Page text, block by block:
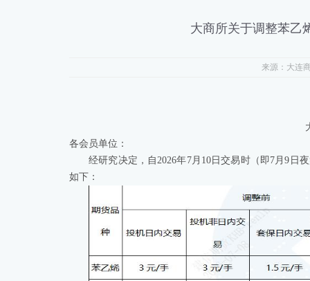
大商所关于调整苯乙
来源：大连
各会员单位：
经研究决定，自2026年7月10日交易时（即7月9日
如下：